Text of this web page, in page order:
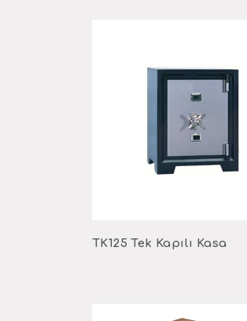
TK125 Tek Kapılı Kasa